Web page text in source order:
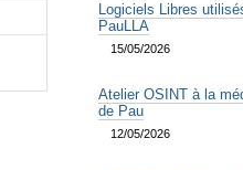
Logiciels Libres
PauLLA
15/05/2026
Atelier OSINT à la
de Pau
12/05/2026